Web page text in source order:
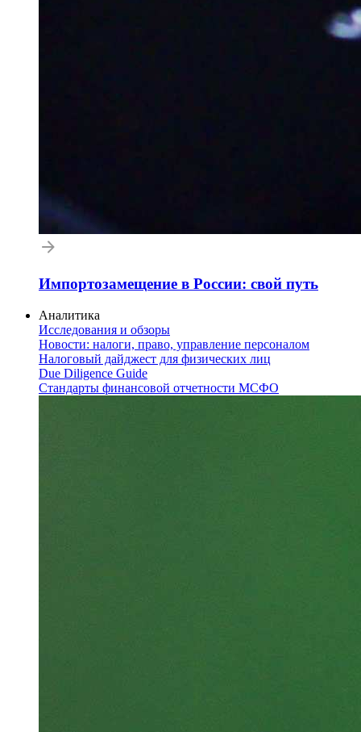
Импортозамещение в России: свой путь
Аналитика
Исследования и обзоры
Новости: налоги, право, управление персоналом
Налоговый дайджест для физических лиц
Due Diligence Guide
Стандарты финансовой отчетности МСФО